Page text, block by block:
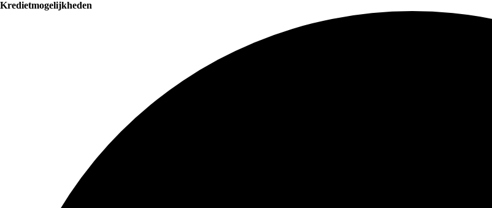
Kredietmogelijkheden